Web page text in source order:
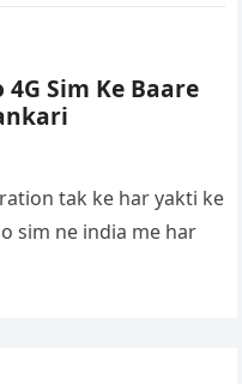
4G Sim Ke Baare
tak ke har yakti ke
sim ne india me har